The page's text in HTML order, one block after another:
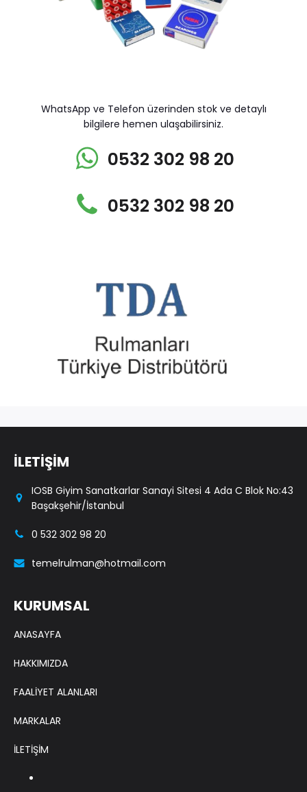
WhatsApp ve Telefon üzerinden stok ve detaylı
bilgilere hemen ulaşabilirsiniz.
0532 302 98 20
0532 302 98 20
İLETİŞİM
IOSB Giyim Sanatkarlar Sanayi Sitesi 4 Ada C Blok No:43
Başakşehir/İstanbul
0 532 302 98 20
temelrulman@hotmail.com
KURUMSAL
ANASAYFA
HAKKIMIZDA
FAALİYET ALANLARI
MARKALAR
İLETİŞİM